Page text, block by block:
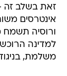
זאת בשלב זה
אינטרסים
ורוסיה
למדינה
משלמת,